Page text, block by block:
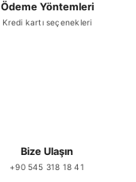
Ödeme Yöntemleri
Kredi kartı seçenekleri
Bize Ulaşın
+90 545 318 18 41